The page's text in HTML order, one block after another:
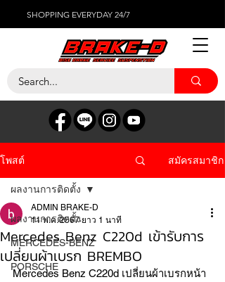
SHOPPING EVERYDAY 24/7
โพสต์ สมัครสมาชิก
ผลงานการติดตั้ง
MERCEDES-BENZ
PORSCHE
ผลงานการติดตั้ง
Mercedes Benz C220d เข้ารับการ
เปลี่ยนผ้าเบรก BREMBO
ADMIN BRAKE-D
11 พ.ค. 2567 ยาว 1 นาที
Mercedes Benz C220d เปลี่ยนผ้าเบรกหน้า